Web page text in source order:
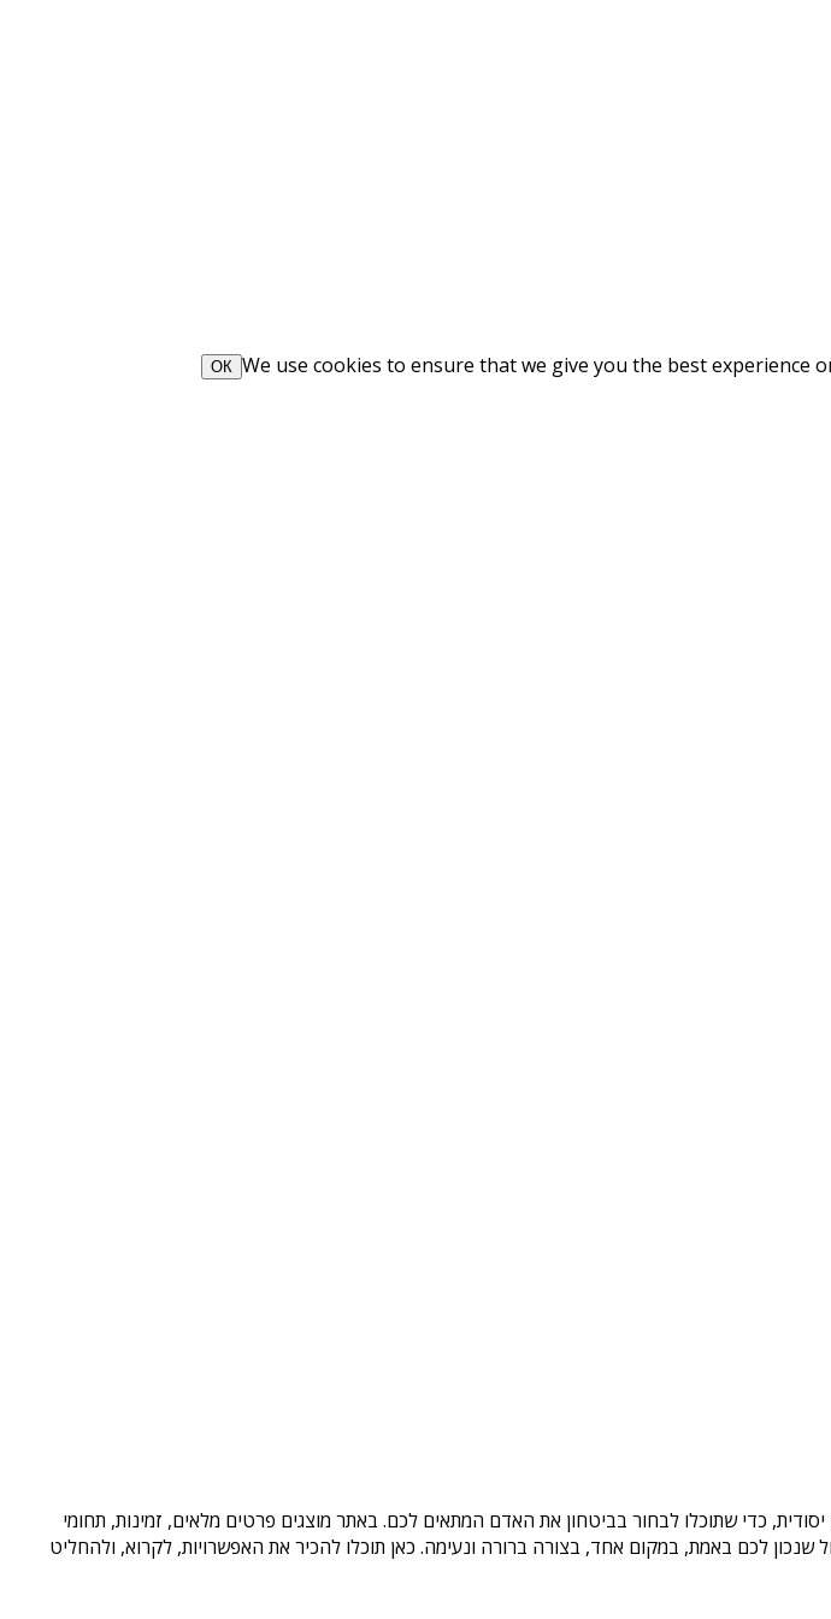
We use cookies to ensure that we give you the best
ОК
כדי שתוכלו לבחור בביטחון את האדם המתאים לכם. באתר מוצגים פרטים מלאים, זמינות, תחומי
לכם באמת, במקום אחד, בצורה ברורה ונעימה. כאן תוכלו להכיר את האפשרויות, לקרוא, ולהחליט